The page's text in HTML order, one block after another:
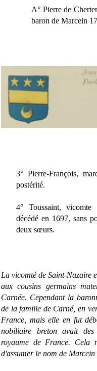
A° Pierre de
baron de Marcein
3° Pierre-François,
postérité.
4° Toussaint,
décédé en 1697, sans
deux sœurs.
La vicomté de Saint-Nazaire
aux cousins germains
Carnée. Cependant la
de la famille de Carné, en
France, mais elle en fut
nobiliaire breton avait
royaume de France. Cela
d'assumer le nom de Marcein